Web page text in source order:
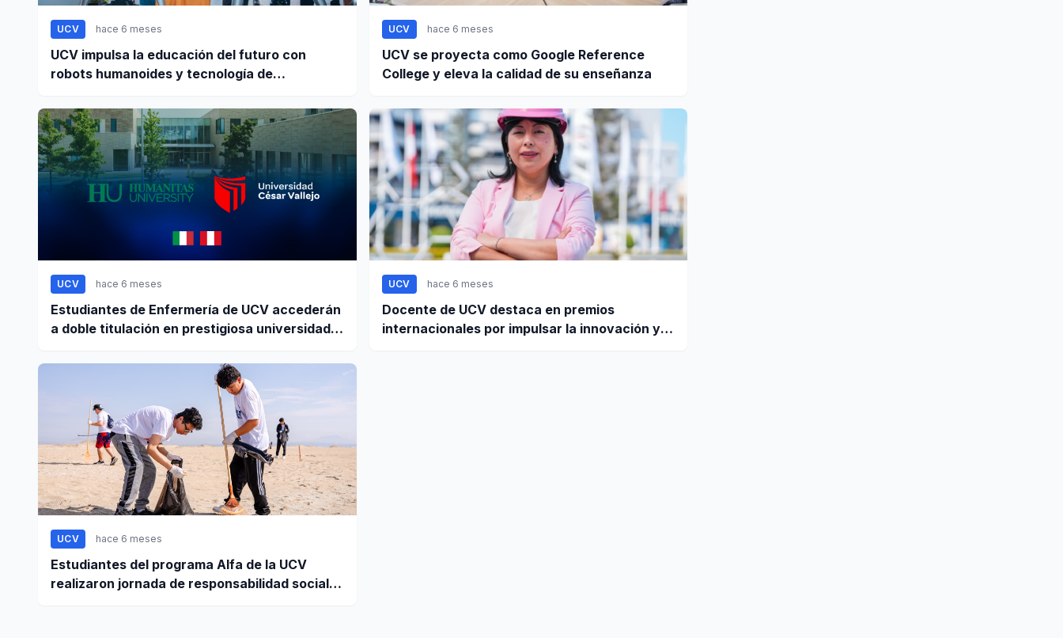
UCV hace 6 meses
UCV impulsa la educación del futuro con
robots humanoides y tecnología de
UCV hace 6 meses
UCV se proyecta como Google Reference
College y eleva la calidad de su enseñanza
UCV hace 6 meses
Estudiantes de Enfermería de UCV accederán
a doble titulación en prestigiosa universidad
UCV hace 6 meses
Docente de UCV destaca en premios
internacionales por impulsar la innovación y
UCV hace 6 meses
Estudiantes del programa Alfa de la UCV
realizaron jornada de responsabilidad social